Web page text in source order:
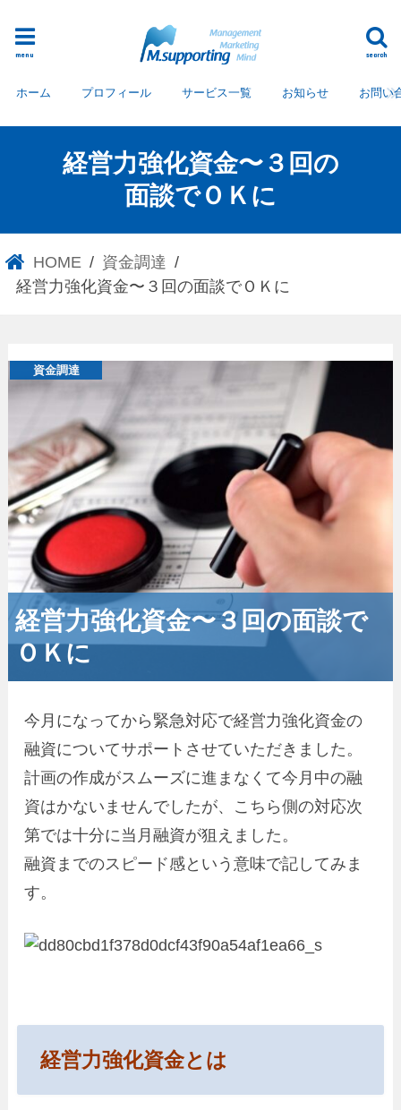
search
menu
ホーム プロフィール サービス一覧 お知らせ お問い
経営力強化資金〜３回の
面談でＯＫに
HOME
資金調達
経営力強化資金〜３回の面談でＯＫに
資金調達
経営力強化資金〜３回の面談で
ＯＫに
今月になってから緊急対応で経営力強化資金の
融資についてサポートさせていただきました。
計画の作成がスムーズに進まなくて今月中の融
資はかないませんでしたが、こちら側の対応次
第では十分に当月融資が狙えました。
融資までのスピード感という意味で記してみま
す。
経営力強化資金とは